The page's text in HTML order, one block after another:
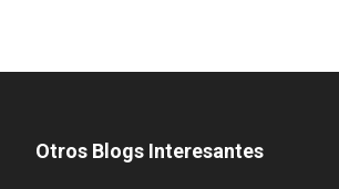
Otros Blogs Interesantes